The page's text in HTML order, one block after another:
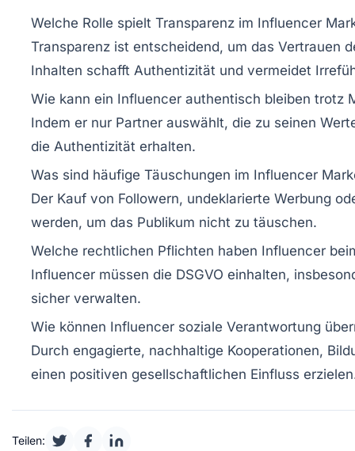
Welche Rolle spielt Transparenz im Influencer
Transparenz ist entscheidend, um das Vertrauen
Inhalten schafft Authentizität und vermeidet
Wie kann ein Influencer authentisch bleiben trotz
Indem er nur Partner auswählt, die zu seinen
die Authentizität erhalten.
Was sind häufige Täuschungen im Influencer
Der Kauf von Followern, undeklarierte Werbung
werden, um das Publikum nicht zu täuschen.
Welche rechtlichen Pflichten haben Influencer
Influencer müssen die DSGVO einhalten,
sicher verwalten.
Wie können Influencer soziale Verantwortung
Durch engagierte, nachhaltige Kooperationen,
einen positiven gesellschaftlichen Einfluss
Teilen: